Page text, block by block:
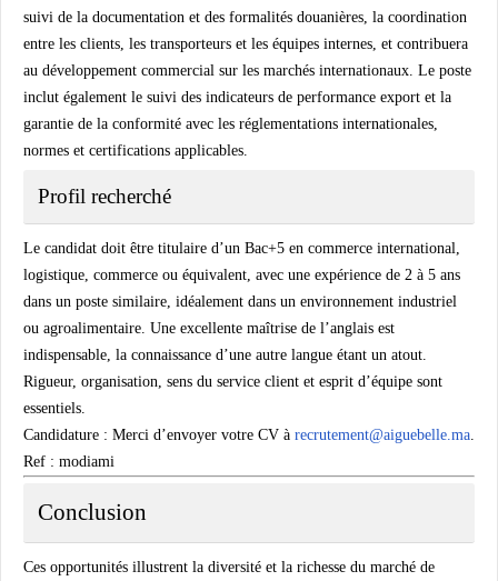
suivi de la documentation et des formalités douanières, la coordination
entre les clients, les transporteurs et les équipes internes, et contribuera
au développement commercial sur les marchés internationaux. Le poste
inclut également le suivi des indicateurs de performance export et la
garantie de la conformité avec les réglementations internationales,
normes et certifications applicables.
Profil recherché
Le candidat doit être titulaire d’un Bac+5 en commerce international,
logistique, commerce ou équivalent, avec une expérience de 2 à 5 ans
dans un poste similaire, idéalement dans un environnement industriel
ou agroalimentaire. Une excellente maîtrise de l’anglais est
indispensable, la connaissance d’une autre langue étant un atout.
Rigueur, organisation, sens du service client et esprit d’équipe sont
essentiels.
Candidature : Merci d’envoyer votre CV à recrutement@aiguebelle.ma
Ref : modiami
Conclusion
Ces opportunités illustrent la diversité et la richesse du marché de